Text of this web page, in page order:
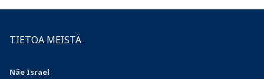
TIETOA MEISTÄ
Näe Israel